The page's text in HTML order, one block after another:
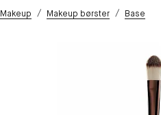
Makeup / Makeup børster / Base